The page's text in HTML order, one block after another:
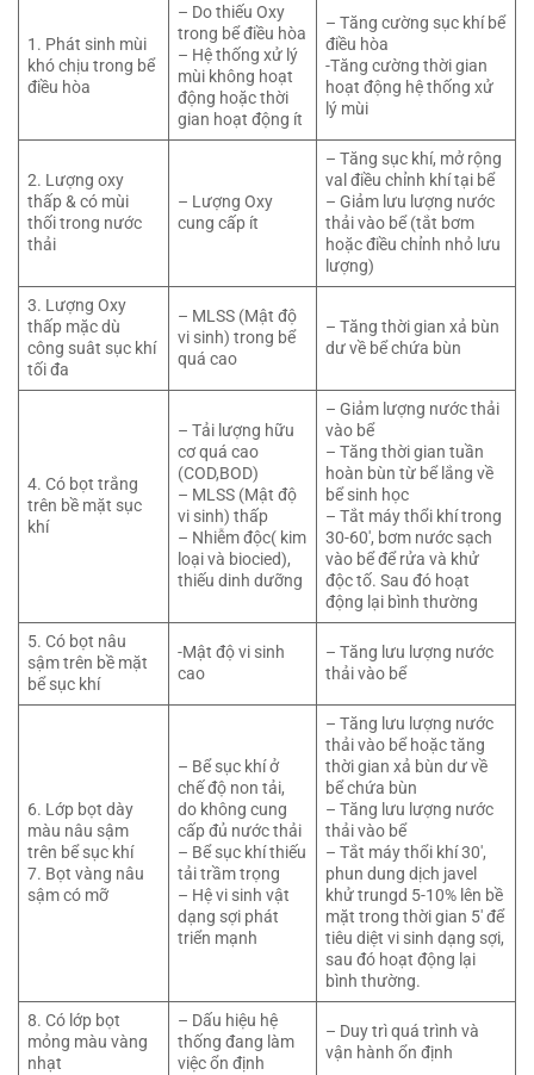
1. Phát sinh mùi
khó chịu trong bể
điều hòa
– Do thiếu Oxy
trong bể điều hòa
– Hệ thống xử lý
mùi không hoạt
động hoặc thời
gian hoạt động ít
– Tăng cường sục khí bể
điều hòa
-Tăng cường thời gian
hoạt động hệ thống xử
lý mùi
2. Lượng oxy
thấp & có mùi
thối trong nước
thải
– Lượng Oxy
cung cấp ít
– Tăng sục khí, mở rộng
val điều chỉnh khí tại bể
– Giảm lưu lượng nước
thải vào bể (tắt bơm
hoặc điều chỉnh nhỏ lưu
lượng)
3. Lượng Oxy
thấp mặc dù
công suât sục khí
tối đa
– MLSS (Mật độ
vi sinh) trong bể
quá cao
– Tăng thời gian xả bùn
dư về bể chứa bùn
4. Có bọt trắng
trên bề mặt sục
khí
– Tải lượng hữu
cơ quá cao
(COD,BOD)
– MLSS (Mật độ
vi sinh) thấp
– Nhiễm độc( kim
loại và biocied),
thiếu dinh dưỡng
– Giảm lượng nước thải
vào bể
– Tăng thời gian tuần
hoàn bùn từ bể lắng về
bể sinh học
– Tắt máy thổi khí trong
30-60′, bơm nước sạch
vào bể để rửa và khử
độc tố. Sau đó hoạt
động lại bình thường
5. Có bọt nâu
sậm trên bề mặt
bể sục khí
-Mật độ vi sinh
cao
– Tăng lưu lượng nước
thải vào bể
6. Lớp bọt dày
màu nâu sậm
trên bể sục khí
7. Bọt vàng nâu
sậm có mỡ
– Bể sục khí ở
chế độ non tải,
do không cung
cấp đủ nước thải
– Bể sục khí thiếu
tải trầm trọng
– Hệ vi sinh vật
dạng sợi phát
triển mạnh
– Tăng lưu lượng nước
thải vào bể hoặc tăng
thời gian xả bùn dư về
bể chứa bùn
– Tăng lưu lượng nước
thải vào bể
– Tắt máy thổi khí 30′,
phun dung dịch javel
khử trungd 5-10% lên bề
mặt trong thời gian 5′ để
tiêu diệt vi sinh dạng sợi,
sau đó hoạt động lại
bình thường.
8. Có lớp bọt
mỏng màu vàng
nhạt
– Dấu hiệu hệ
thống đang làm
việc ổn định
– Duy trì quá trình và
vận hành ổn định